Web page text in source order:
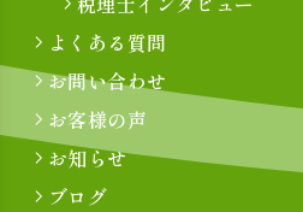
よくある質問
お問い合わせ
お客様の声
お知らせ
ブログ